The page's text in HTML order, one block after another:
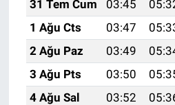
31 Tem Cum
03:45
1 Ağu Cts
03:47
2 Ağu Paz
03:49
3 Ağu Pts
03:50
4 Ağu Sal
03:52